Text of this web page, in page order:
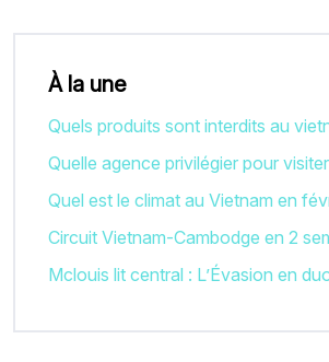
À la une
Quels produits sont interdits au
Quelle agence privilégier pour
Quel est le climat au Vietnam en
Circuit Vietnam-Cambodge en 2
Mclouis lit central : L’Évasion en